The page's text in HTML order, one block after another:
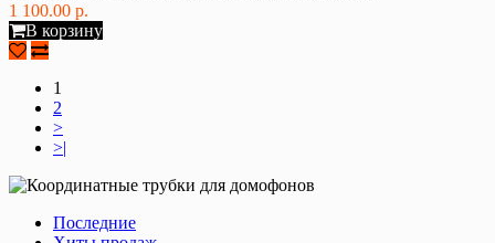
1 100.00 р.
В корзину
1
2
>
>|
Последние